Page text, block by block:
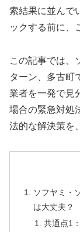
索結果に並んで
ックする前に、
この記事では、
ターン、多古町
業者を一発で見
場合の緊急対処
法的な解決策を
ソフヤミ・
は大丈夫？
共通点1